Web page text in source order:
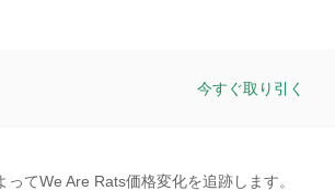
今すぐ取り引く
てWe Are Rats価格変化を追跡します。